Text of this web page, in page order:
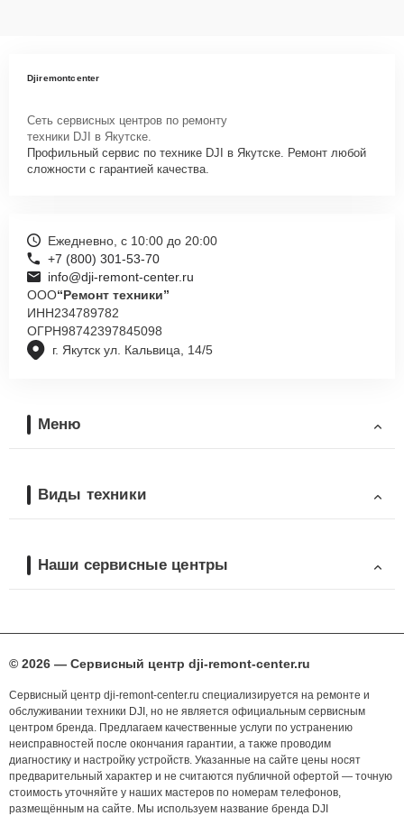
Djiremontcenter
Сеть сервисных центров по ремонту
техники DJI в Якутске.
Профильный сервис по технике DJI в Якутске. Ремонт любой
сложности с гарантией качества.
г. Якутск ул. Кальвица, 14/5
Ежедневно, с 10:00 до 20:00
+7 (800) 301-53-70
info@dji-remont-center.ru
ООО“Ремонт техники”
ИНН234789782
ОГРН98742397845098
Меню
Виды техники
Наши сервисные центры
© 2026 — Сервисный центр dji-remont-center.ru
Сервисный центр dji-remont-center.ru специализируется на ремонте и
обслуживании техники DJI, но не является официальным сервисным
центром бренда. Предлагаем качественные услуги по устранению
неисправностей после окончания гарантии, а также проводим
диагностику и настройку устройств. Указанные на сайте цены носят
предварительный характер и не считаются публичной офертой — точную
стоимость уточняйте у наших мастеров по номерам телефонов,
размещённым на сайте. Мы используем название бренда DJI